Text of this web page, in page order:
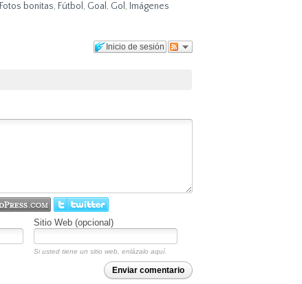
Fotos bonitas, Fútbol , Goal , Gol , Imágenes
Inicio de sesión
Sitio Web (opcional)
Si usted tiene un sitio web, enlázalo aquí.
Enviar comentario